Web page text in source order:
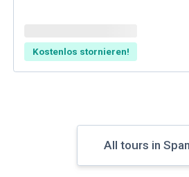
Kostenlos stornieren!
All tours in